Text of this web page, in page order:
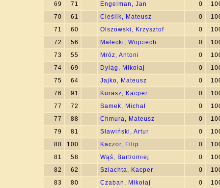
69
71 Engelman, Jan 0
70
61 Cieślik, Mateusz 0
71
60 Olszowski, Krzysztof 0
72
56 Małecki, Wojciech 0
73
55 Mróz, Antoni 0
74
69 Dyląg, Mikołaj 0
75
64 Jajko, Mateusz 0
76
91 Kurasz, Kacper 0
77
72 Samek, Michał 0
77
88 Chmura, Mateusz 0
79
81 Sławiński, Artur 0
80
100 Kaczor, Filip 0
81
58 Wąś, Bartłomiej 0
82
62 Szlachta, Kacper 0
83
80 Czaban, Mikołaj 0